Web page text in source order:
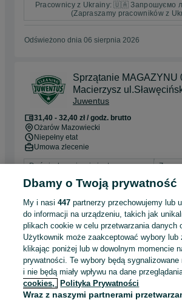
Pracownicy z Ukrainy: 🇺🇦 Запрошуємо
(Zapraszamy pracowników z
Odświeżono dnia 06 sierpnia 2026
Sprzątanie MAGAZYNU
Macierzysz
Juwentus
31,40 - 32,40 zł / godz. brutto
Ożarów Mazowiecki
Niepełny etat
Umowa zlecenie
Doświadczenie nie jest wymagane
Pracownicy z Ukrainy: 🇺🇦 Запрошуємо
(Zapraszamy pracowników z
Odświeżono dnia 06 sierpnia 2026
Sprzątanie
w godz: 09:00-13:00 lub
Koncertowa
Juwentus
31,40 - 32,40 zł / godz. brutto
Dbamy o Twoją prywatność
My i nasi447 partnerzy przechowujemy lub
do informacji na urządzeniu, takich jak
plikach cookie w celu przetwarzania danych
Użytkownik może zaakceptować wybory lub
klikając poniżej lub w dowolnym momencie
prywatności. Te wybory będą sygnalizowane
i nie będą miały wpływu na dane
cookies,
Polityka Prywatności
Wraz z naszymi partnerami